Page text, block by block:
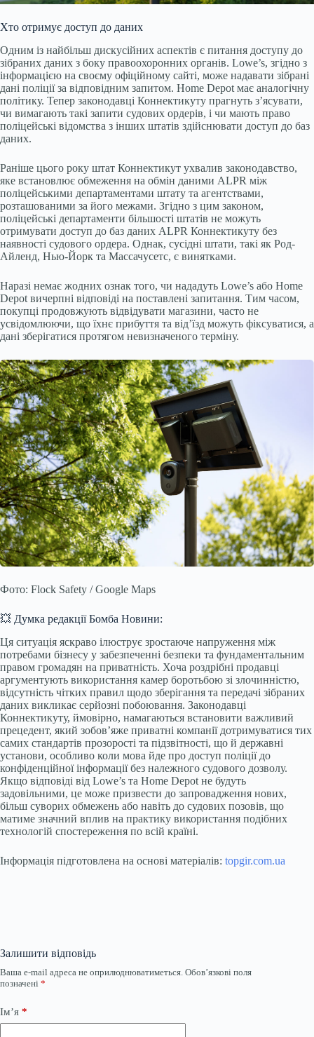
Хто отримує доступ до даних
Одним із найбільш дискусійних аспектів є питання доступу до
зібраних даних з боку правоохоронних органів. Lowe’s, згідно з
інформацією на своєму офіційному сайті, може надавати зібрані
дані поліції за відповідним запитом. Home Depot має аналогічну
політику. Тепер законодавці Коннектикуту прагнуть з’ясувати,
чи вимагають такі запити судових ордерів, і чи мають право
поліцейські відомства з інших штатів здійснювати доступ до баз
даних.
Раніше цього року штат Коннектикут ухвалив законодавство,
яке встановлює обмеження на обмін даними ALPR між
поліцейськими департаментами штату та агентствами,
розташованими за його межами. Згідно з цим законом,
поліцейські департаменти більшості штатів не можуть
отримувати доступ до баз даних ALPR Коннектикуту без
наявності судового ордера. Однак, сусідні штати, такі як Род-
Айленд, Нью-Йорк та Массачусетс, є винятками.
Наразі немає жодних ознак того, чи нададуть Lowe’s або Home
Depot вичерпні відповіді на поставлені запитання. Тим часом,
покупці продовжують відвідувати магазини, часто не
усвідомлюючи, що їхнє прибуття та від’їзд можуть фіксуватися, а
дані зберігатися протягом невизначеного терміну.
Фото: Flock Safety / Google Maps
💥 Думка редакції Бомба Новини:
Ця ситуація яскраво ілюструє зростаюче напруження між
потребами бізнесу у забезпеченні безпеки та фундаментальним
правом громадян на приватність. Хоча роздрібні продавці
аргументують використання камер боротьбою зі злочинністю,
відсутність чітких правил щодо зберігання та передачі зібраних
даних викликає серйозні побоювання. Законодавці
Коннектикуту, ймовірно, намагаються встановити важливий
прецедент, який зобов’яже приватні компанії дотримуватися тих
самих стандартів прозорості та підзвітності, що й державні
установи, особливо коли мова йде про доступ поліції до
конфіденційної інформації без належного судового дозволу.
Якщо відповіді від Lowe’s та Home Depot не будуть
задовільними, це може призвести до запровадження нових,
більш суворих обмежень або навіть до судових позовів, що
матиме значний вплив на практику використання подібних
технологій спостереження по всій країні.
Інформація підготовлена на основі матеріалів: topgir.com.ua
Залишити відповідь
Ваша e-mail адреса не оприлюднюватиметься. Обов’язкові поля
позначені *
Ім’я *